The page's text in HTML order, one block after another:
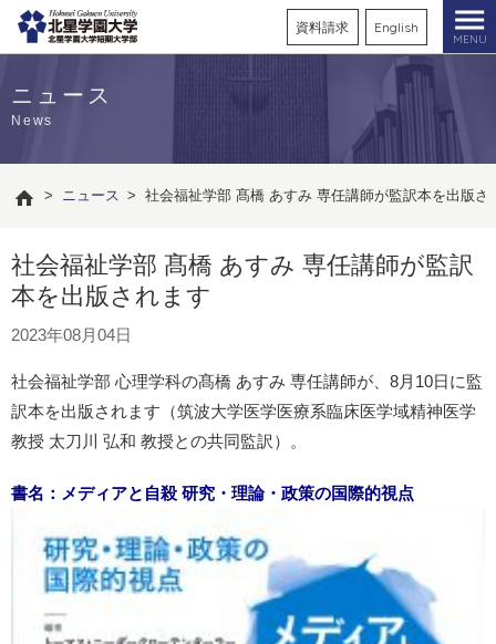
資料請求 English
MENU
ニュース
News
> ニュース > 社会福祉学部 髙橋 あすみ 専任講師が監訳本を出版さ
社会福祉学部 髙橋 あすみ 専任講師が監訳
本を出版されます
2023年08月04日
社会福祉学部 心理学科の髙橋 あすみ 専任講師が、8月10日に監
訳本を出版されます（筑波大学医学医療系臨床医学域精神医学
教授 太刀川 弘和 教授との共同監訳）。
書名：メディアと自殺 研究・理論・政策の国際的視点